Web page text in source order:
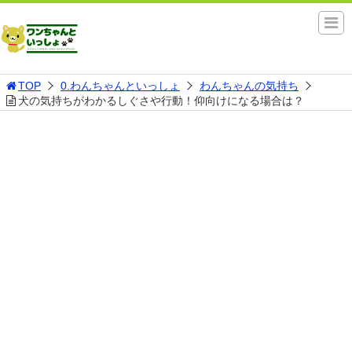
TOP 0.わんちゃんといっしょ
わんちゃんの気持ち
犬の気持ちがわかるしぐさや行動！仰向けになる場合は？